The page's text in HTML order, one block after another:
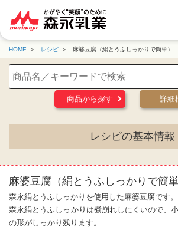
HOME レシピ 麻婆豆腐（絹とうふしっかりで簡単）
商品から探す
詳細
レシピの基本情報
麻婆豆腐（絹とうふしっかりで簡単
森永絹とうふしっかりを使用した麻婆豆腐です。
森永絹とうふしっかりは煮崩れしにくいので、
の形がしっかり残ります。